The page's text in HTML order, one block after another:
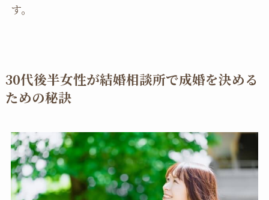
す。
30代後半女性が結婚相談所で成婚を決める
ための秘訣